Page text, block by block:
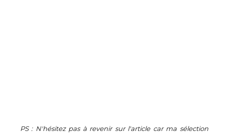
PS : N'hésitez pas à revenir sur l'article car ma sélection